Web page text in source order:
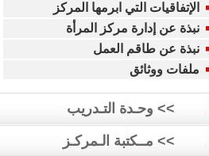
الإتفاقيات التي ابرمها المركز
نبذة عن إدارة مركز المرأة
نبذة عن طاقم العمل
ملفات ووثائق
>> وحـدة التـدريب
>> مــكتبة الـمركـز